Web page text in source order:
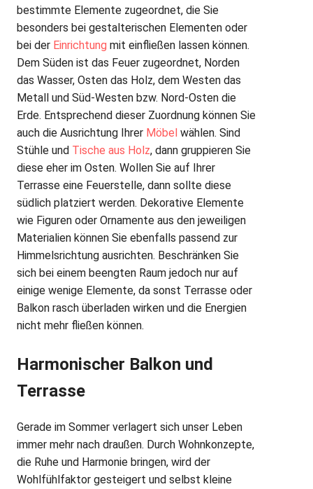
bestimmte Elemente zugeordnet, die Sie
besonders bei gestalterischen Elementen oder
bei der Einrichtung mit einfließen lassen können.
Dem Süden ist das Feuer zugeordnet, Norden
das Wasser, Osten das Holz, dem Westen das
Metall und Süd-Westen bzw. Nord-Osten die
Erde. Entsprechend dieser Zuordnung können Sie
auch die Ausrichtung Ihrer Möbel wählen. Sind
Stühle und Tische aus Holz, dann gruppieren Sie
diese eher im Osten. Wollen Sie auf Ihrer
Terrasse eine Feuerstelle, dann sollte diese
südlich platziert werden. Dekorative Elemente
wie Figuren oder Ornamente aus den jeweiligen
Materialien können Sie ebenfalls passend zur
Himmelsrichtung ausrichten. Beschränken Sie
sich bei einem beengten Raum jedoch nur auf
einige wenige Elemente, da sonst Terrasse oder
Balkon rasch überladen wirken und die Energien
nicht mehr fließen können.
Harmonischer Balkon und
Terrasse
Gerade im Sommer verlagert sich unser Leben
immer mehr nach draußen. Durch Wohnkonzepte,
die Ruhe und Harmonie bringen, wird der
Wohlfühlfaktor gesteigert und selbst kleine